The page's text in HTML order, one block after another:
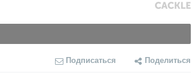
Подписаться Поделиться